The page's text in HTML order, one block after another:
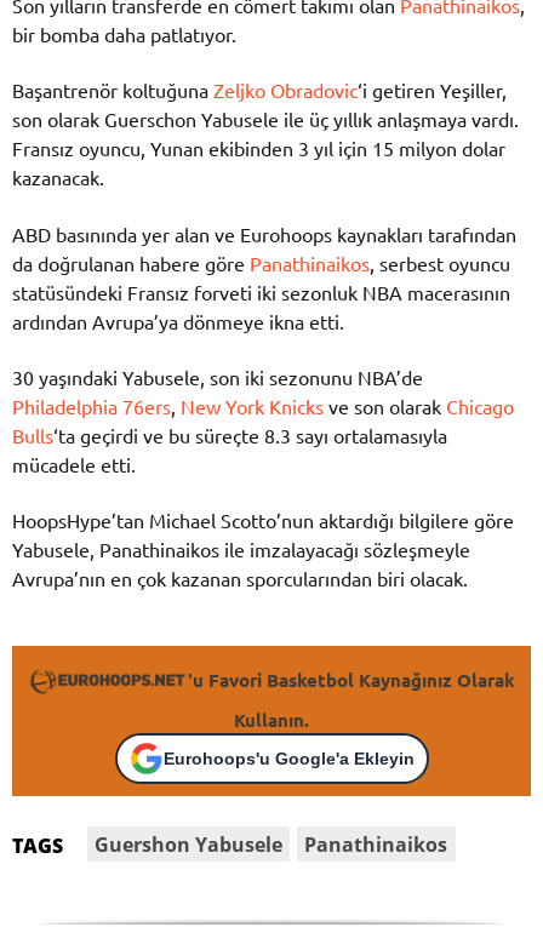
Son yılların transferde en cömert takımı olan Panathinaikos,
bir bomba daha patlatıyor.
Başantrenör koltuğuna Zeljko Obradovic‘i getiren Yeşiller,
son olarak Guerschon Yabusele ile üç yıllık anlaşmaya vardı.
Fransız oyuncu, Yunan ekibinden 3 yıl için 15 milyon dolar
kazanacak.
ABD basınında yer alan ve Eurohoops kaynakları tarafından
da doğrulanan habere göre Panathinaikos , serbest oyuncu
statüsündeki Fransız forveti iki sezonluk NBA macerasının
ardından Avrupa’ya dönmeye ikna etti.
30 yaşındaki Yabusele, son iki sezonunu NBA’de
Philadelphia 76ers New York Knicks ve son olarak Chicago
Bulls‘ta geçirdi ve bu süreçte 8.3 sayı ortalamasıyla
mücadele etti.
HoopsHype’tan Michael Scotto’nun aktardığı bilgilere göre
Yabusele, Panathinaikos ile imzalayacağı sözleşmeyle
Avrupa’nın en çok kazanan sporcularından biri olacak.
'u Favori Basketbol Kaynağınız Olarak
Kullanın.
Eurohoops'u Google'a Ekleyin
TAGS Guershon Yabusele Panathinaikos